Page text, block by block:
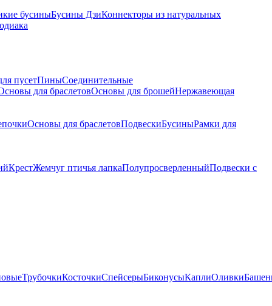
бусиныБусины ДзиКоннекторы из натуральных
пусетПиныСоединительные
для браслетовОсновы для брошейНержавеющая
Основы для браслетовПодвескиБусиныРамки для
КрестЖемчуг птичья лапкаПолупросверленныйПодвески с
ТрубочкиКосточкиСпейсерыБиконусыКаплиОливки